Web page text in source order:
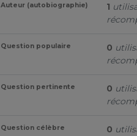
Auteur (autobiographie) 1
Question populaire 0
Question pertinente 0
Question célèbre 0